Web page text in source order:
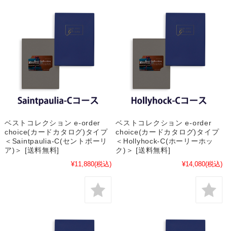
ベストコレクション e-order
choice(カードカタログ)タイプ
＜Saintpaulia-C(セントポーリ
ア)＞ [送料無料]
¥11,880(税込)
ベストコレクション e-order
choice(カードカタログ)タイプ
＜Hollyhock-C(ホーリーホッ
ク)＞ [送料無料]
¥14,080(税込)